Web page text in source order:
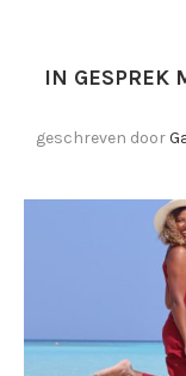
IN GESPREK
geschreven door